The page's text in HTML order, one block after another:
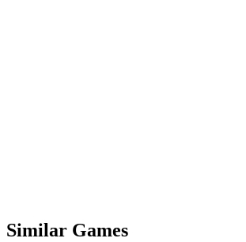
Similar Games